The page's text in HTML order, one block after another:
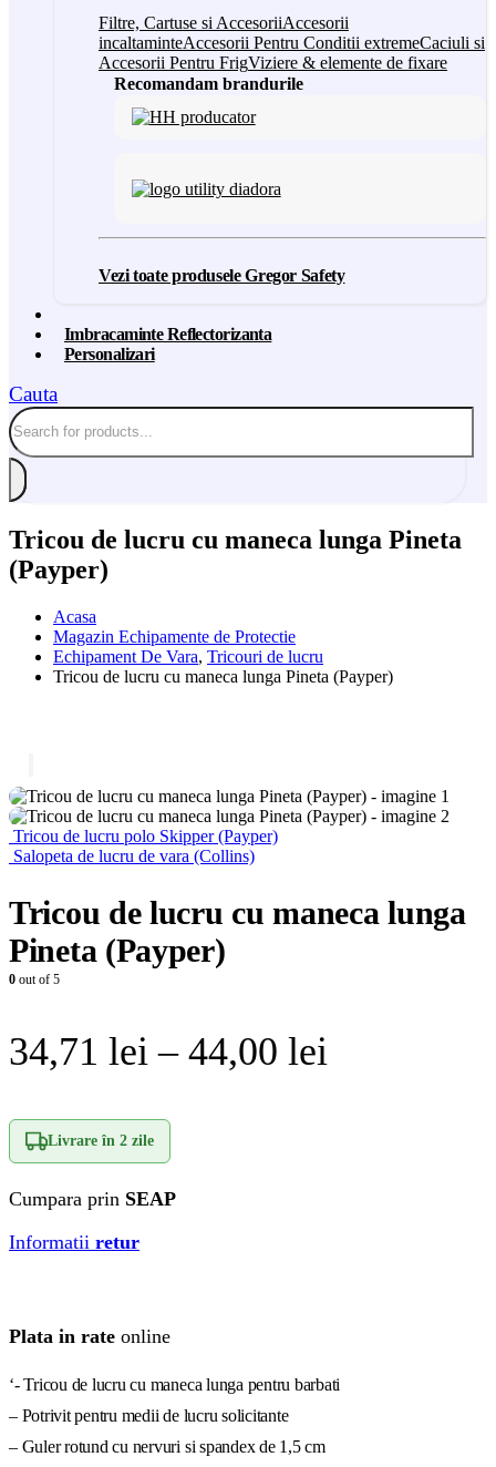
Filtre, Cartuse si AccesoriiAccesorii
incaltaminteAccesorii Pentru Conditii extremeCaciuli si
Accesorii Pentru FrigViziere & elemente de fixare
Recomandam brandurile
Vezi toate produsele Gregor Safety
Imbracaminte Reflectorizanta
Personalizari
Cauta
Tricou de lucru cu maneca lunga Pineta
(Payper)
Acasa
Magazin Echipamente de Protectie
Echipament De Vara, Tricouri de lucru
Tricou de lucru cu maneca lunga Pineta (Payper)
Tricou de lucru polo Skipper (Payper)
Salopeta de lucru de vara (Collins)
Tricou de lucru cu maneca lunga
Pineta (Payper)
0 out of 5
34,71 lei – 44,00 lei
Livrare în 2 zile
Cumpara prin SEAP
Informatii retur
Plata in rate online
‘- Tricou de lucru cu maneca lunga pentru barbati
– Potrivit pentru medii de lucru solicitante
– Guler rotund cu nervuri si spandex de 1,5 cm